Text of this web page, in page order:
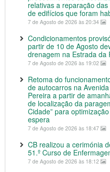
relativas a reparação
de edifícios que foram
7 de Agosto de 2026 às 20:34
Condicionamentos
partir de 10 de Agosto
drenagem na Estrada da
7 de Agosto de 2026 às 19:02
Retoma do
de autocarros na
Pereira a partir de
de localização da
Cidade” para
espera
7 de Agosto de 2026 às 18:47
CB realizou a cerimónia
51.º Curso de
7 de Agosto de 2026 às 18:12